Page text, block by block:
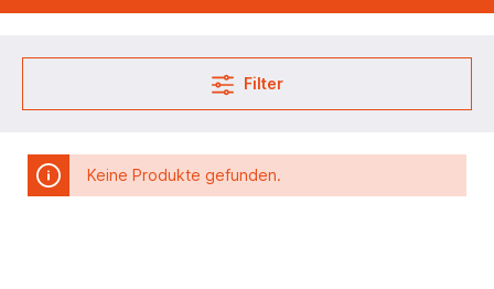
Filter
Keine Produkte gefunden.